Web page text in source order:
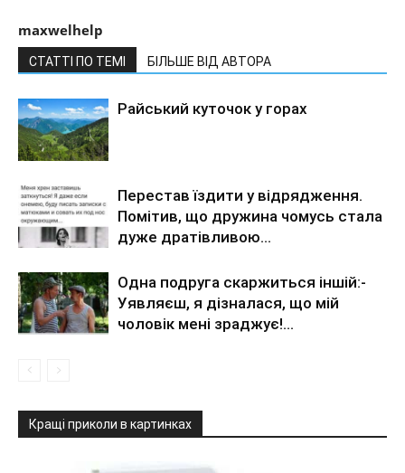
maxwelhelp
СТАТТІ ПО ТЕМІ БІЛЬШЕ ВІД АВТОРА
Райський куточок у горах
Перестав їздити у відрядження.
Помітив, що дружина чомусь стала
дуже дратівливою…
Одна подруга скаржиться іншій:-
Уявляєш, я дізналася, що мій
чоловік мені зраджує!…
Кращі приколи в картинках